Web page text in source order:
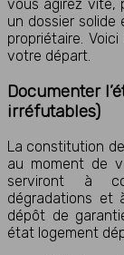
vous agirez vite,
un dossier solide
propriétaire.
votre départ.
Documenter
irréfutables)
La constitution
au moment de
serviront à
dégradations et
dépôt de
état logement